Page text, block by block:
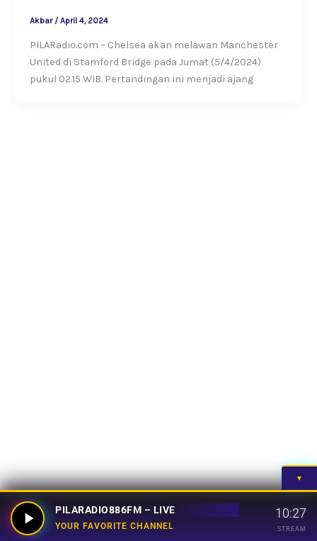
Akbar / April 4, 2024
PILARadio.com – Chelsea akan melawan Manchester
United di Stamford Bridge pada Jumat (5/4/2024)
pukul 02.15 WIB. Pertandingan ini menjadi ajang
▼
PILARADIO886FM – LIVE
YOUR FAVORITE CHANNEL
10:27
STREAM